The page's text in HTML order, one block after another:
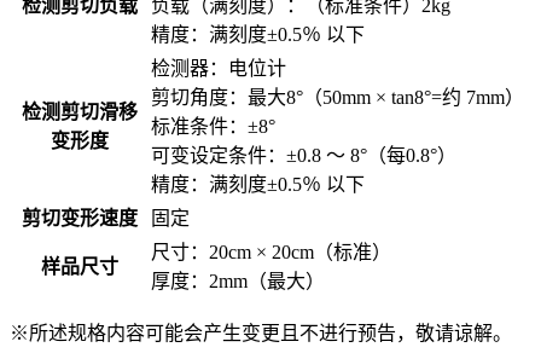
检测剪切负载
负载（满刻度）：（标准条件）2kg
精度：满刻度±0.5％ 以下
检测剪切滑移
变形度
检测器：电位计
剪切角度：最大8°（50mm × tan8°=约 7mm）
标准条件：±8°
可变设定条件：±0.8 ～ 8°（每0.8°）
精度：满刻度±0.5％ 以下
剪切变形速度
固定
样品尺寸
尺寸：20cm × 20cm（标准）
厚度：2mm（最大）
※所述规格内容可能会产生变更且不进行预告，敬请谅解。